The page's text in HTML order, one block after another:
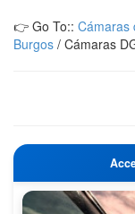
👉 Go To:: Cámaras
Burgos / Cámaras